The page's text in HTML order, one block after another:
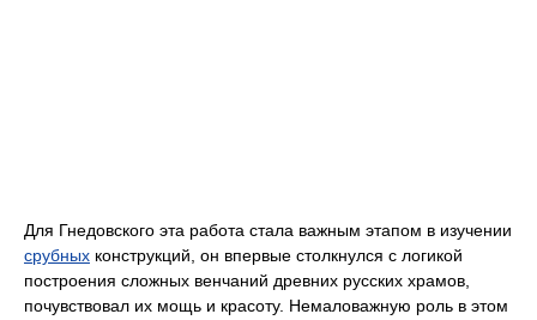
Для Гнедовского эта работа стала важным этапом в изучении
срубных конструкций, он впервые столкнулся с логикой
построения сложных венчаний древних русских храмов,
почувствовал их мощь и красоту. Немаловажную роль в этом